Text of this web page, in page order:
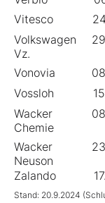
Vitesco
Volkswagen
Vz.
Vonovia
Vossloh
Wacker
Chemie
Wacker
Neuson
Zalando
Stand: 20.9.2024